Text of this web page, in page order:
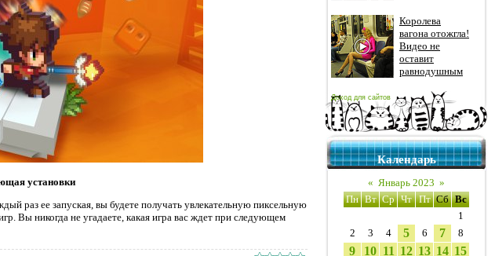
установки
раз ее запуская, вы будете получать увлекательную пиксельную
Вы никогда не угадаете, какая игра вас ждет при следующем
Королева
вагона отожгла!
Видео не
оставит
равнодушным
Доход для сайтов
Календарь
« Январь 2023 »
Пн Вт Ср Чт Пт Сб Вс
1
2
3 4 5 6 7 8
9 10 11 12 13 14 15